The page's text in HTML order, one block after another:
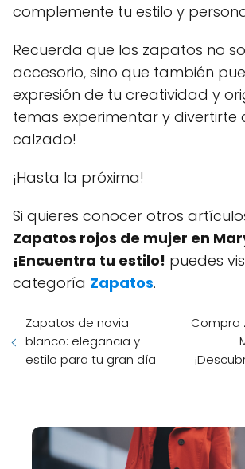
complemente tu estilo y
Recuerda que los zapatos no
accesorio, sino que también
expresión de tu creatividad y
temas experimentar y divertirte
calzado!
¡Hasta la próxima!
Si quieres conocer otros
Zapatos rojos de mujer en
¡Encuentra tu estilo! puedes
categoría Zapatos.
Zapatos de novia
blanco: elegancia y
estilo para tu gran día
Compra